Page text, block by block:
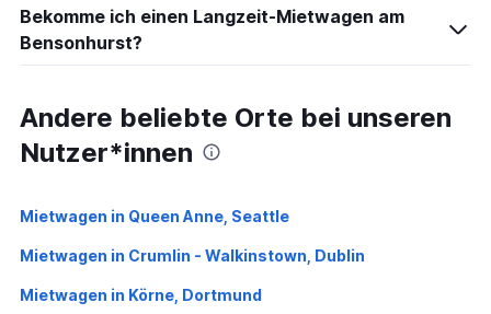
Bekomme ich einen Langzeit-Mietwagen am
Bensonhurst?
Andere beliebte Orte bei unseren
Nutzer*innen
Mietwagen in Queen Anne, Seattle
Mietwagen in Crumlin - Walkinstown, Dublin
Mietwagen in Körne, Dortmund